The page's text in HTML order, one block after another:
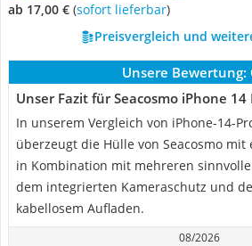
ab 17,00 € ( Sofort lieferbar)
Preisvergleich und
Unsere Bewertung:
Unser Fazit für Seacosmo iPhone 14
In unserem Vergleich von iPhone-14-
überzeugt die Hülle von Seacosmo mit
in Kombination mit mehreren
dem integrierten Kameraschutz und
kabellosem Aufladen.
08/2026